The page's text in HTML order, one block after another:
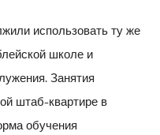
использовать ту же
школе и
Занятия
штаб-квартире в
обучения